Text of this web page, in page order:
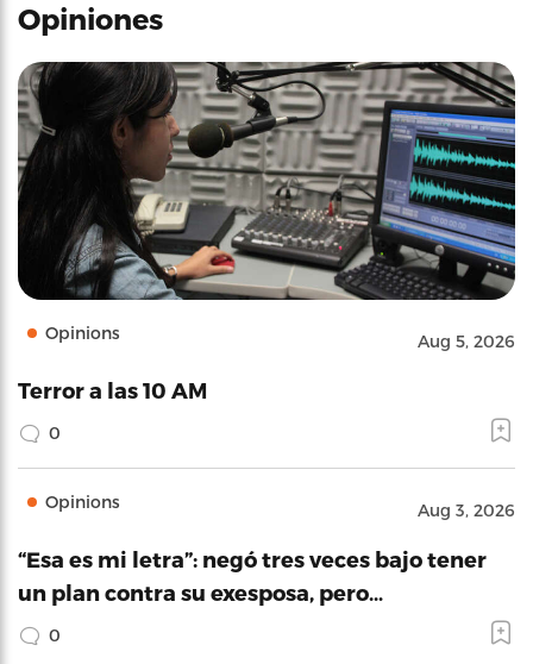
Opiniones
Opinions Aug 5, 2026
Terror a las 10 AM
0
Opinions Aug 3, 2026
“Esa es mi letra”: negó tres veces bajo tener
un plan contra su exesposa, pero…
0